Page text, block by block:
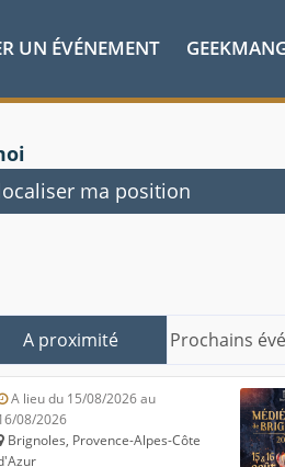
UN ÉVÉNEMENT
ma position
A proximité Prochains
A lieu du 15/08/2026 au
08/2026
Brignoles, Provence-Alpes-Côte